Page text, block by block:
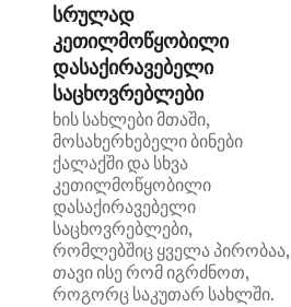
სრულად
კეთილმოწყობილი
დასაქირავებელი
საცხოვრებლები
ხის სახლები მთაში,
მოსახერხებელი ბინები
ქალაქში და სხვა
კეთილმოწყობილი
დასაქირავებელი
საცხოვრებლები,
რომლებშიც ყველა პირობაა,
თავი ისე რომ იგრძნოთ,
როგორც საკუთარ სახლში.